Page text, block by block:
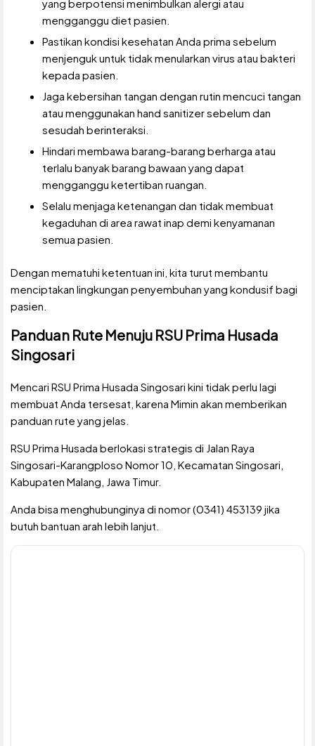
yang berpotensi menimbulkan alergi atau
mengganggu diet pasien.
Pastikan kondisi kesehatan Anda prima sebelum
menjenguk untuk tidak menularkan virus atau bakteri
kepada pasien.
Jaga kebersihan tangan dengan rutin mencuci tangan
atau menggunakan hand sanitizer sebelum dan
sesudah berinteraksi.
Hindari membawa barang-barang berharga atau
terlalu banyak barang bawaan yang dapat
mengganggu ketertiban ruangan.
Selalu menjaga ketenangan dan tidak membuat
kegaduhan di area rawat inap demi kenyamanan
semua pasien.
Dengan mematuhi ketentuan ini, kita turut membantu
menciptakan lingkungan penyembuhan yang kondusif bagi
pasien.
Panduan Rute Menuju RSU Prima Husada
Singosari
Mencari RSU Prima Husada Singosari kini tidak perlu lagi
membuat Anda tersesat, karena Mimin akan memberikan
panduan rute yang jelas.
RSU Prima Husada berlokasi strategis di Jalan Raya
Singosari-Karangploso Nomor 10, Kecamatan Singosari,
Kabupaten Malang, Jawa Timur.
Anda bisa menghubunginya di nomor (0341) 453139 jika
butuh bantuan arah lebih lanjut.